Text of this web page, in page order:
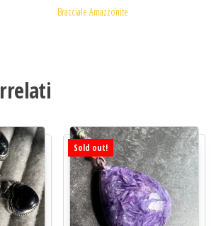
Bracciale Amazzonite
Sold out!